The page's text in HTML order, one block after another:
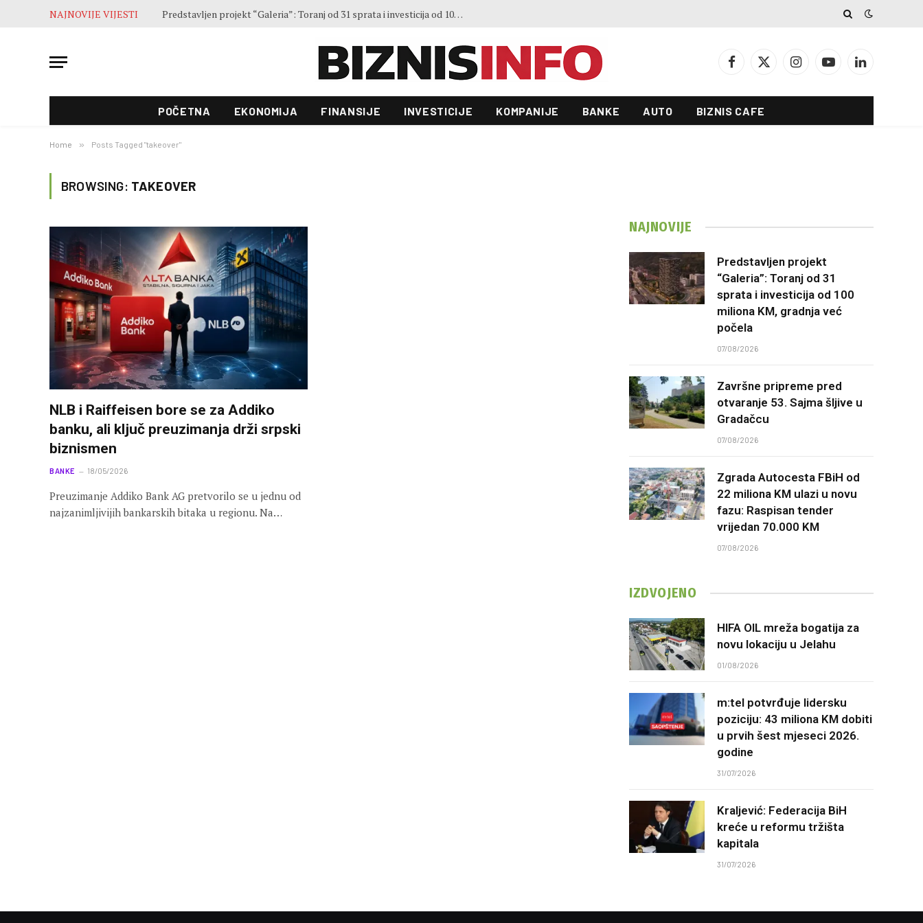
NAJNOVIJE VIJESTI Predstavljen projekt “Galeria”: Toranj od 31 sprata i investicija od 100 miliona KM, gradnja već počela
Facebook
X
InstagramYouTubeLinkedIn
POČETNA EKONOMIJA FINANSIJE INVESTICIJE KOMPANIJE BANKE AUTO BIZNIS CAFE
Home » Posts Tagged "takeover"
BROWSING: TAKEOVER
NLB i Raiffeisen bore se za Addiko
banku, ali ključ preuzimanja drži srpski
biznismen
BANKE 18/05/2026
Preuzimanje Addiko Bank AG pretvorilo se u jednu od
najzanimljivijih bankarskih bitaka u regionu. Na…
NAJNOVIJE
Predstavljen projekt
“Galeria”: Toranj od 31
sprata i investicija od 100
miliona KM, gradnja već
počela
07/08/2026
Završne pripreme pred
otvaranje 53. Sajma šljive u
Gradačcu
07/08/2026
Zgrada Autocesta FBiH od
22 miliona KM ulazi u novu
fazu: Raspisan tender
vrijedan 70.000 KM
07/08/2026
IZDVOJENO
HIFA OIL mreža bogatija za
novu lokaciju u Jelahu
01/08/2026
m:tel potvrđuje lidersku
poziciju: 43 miliona KM dobiti
u prvih šest mjeseci 2026.
godine
31/07/2026
Kraljević: Federacija BiH
kreće u reformu tržišta
kapitala
31/07/2026